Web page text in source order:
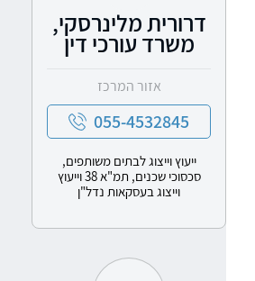
דרורית מלינרסקי,
משרד עורכי דין
אזור המרכז
055-4532845
ייעוץ וייצוג לבתים משותפים,
סכסוכי שכנים, תמ"א 38 וייעוץ
וייצוג בעסקאות נדל"ן